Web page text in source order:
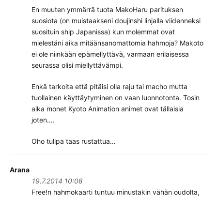
En muuten ymmärrä tuota MakoHaru parituksen
suosiota (on muistaakseni doujinshi linjalla viidenneksi
suosituin ship Japanissa) kun molemmat ovat
mielestäni aika mitäänsanomattomia hahmoja? Makoto
ei ole niinkään epämellyttävä, varmaan erilaisessa
seurassa olisi miellyttävämpi.
Enkä tarkoita että pitäisi olla raju tai macho mutta
tuollainen käyttäytyminen on vaan luonnotonta. Tosin
aika monet Kyoto Animation animet ovat tällaisia
joten….
Oho tulipa taas rustattua…
Arana
19.7.2014 10:08
Free!n hahmokaarti tuntuu minustakin vähän oudolta,